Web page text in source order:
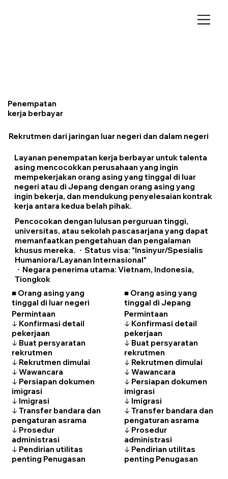
Penempatan
kerja berbayar
Rekrutmen dari jaringan luar negeri dan dalam negeri
Layanan penempatan kerja berbayar untuk talenta
asing mencocokkan perusahaan yang ingin
mempekerjakan orang asing yang tinggal di luar
negeri atau di Jepang dengan orang asing yang
ingin bekerja, dan mendukung penyelesaian kontrak
kerja antara kedua belah pihak.
Pencocokan dengan lulusan perguruan tinggi,
universitas, atau sekolah pascasarjana yang dapat
memanfaatkan pengetahuan dan pengalaman
khusus mereka. ・Status visa: "Insinyur/Spesialis
Humaniora/Layanan Internasional"
・Negara penerima utama: Vietnam, Indonesia,
Tiongkok
■ Orang asing yang
tinggal di luar negeri
Permintaan
↓ Konfirmasi detail
pekerjaan
↓ Buat persyaratan
rekrutmen
↓ Rekrutmen dimulai
↓ Wawancara
↓ Persiapan dokumen
imigrasi
↓ Imigrasi
↓ Transfer bandara dan
pengaturan asrama
↓ Prosedur
administrasi
↓ Pendirian utilitas
penting Penugasan
■ Orang asing yang
tinggal di Jepang
Permintaan
↓ Konfirmasi detail
pekerjaan
↓ Buat persyaratan
rekrutmen
↓ Rekrutmen dimulai
↓ Wawancara
↓ Persiapan dokumen
imigrasi
↓ Imigrasi
↓ Transfer bandara dan
pengaturan asrama
↓ Prosedur
administrasi
↓ Pendirian utilitas
penting Penugasan